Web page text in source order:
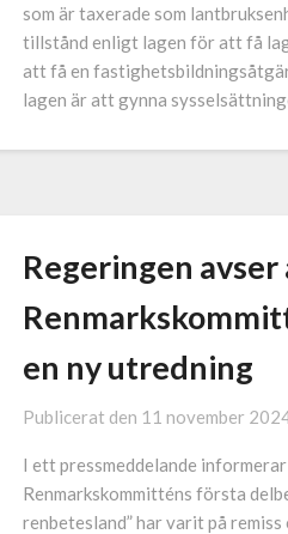
som är taxerade som
tillstånd enligt lagen för att få
att få en
lagen är att gynna
Regeringen avser
en ny utredning
Publicerat den 11 november
I ett pressmeddelande
Renmarkskommitténs första
renbetesland” har varit på